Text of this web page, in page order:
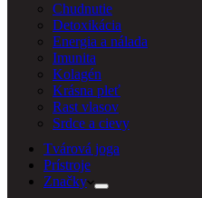
Chudnutie
Detoxikácia
Energia a nálada
Imunita
Kolagén
Krásna pleť
Rast vlasov
Srdce a cievy
Tvárová joga
Prístroje
Značky